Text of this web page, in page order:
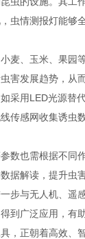
虫情测报灯能
麦、玉米、果
害发展趋势，从
采用LED光源替
传感网收集诱
数也需根据不
据解读，提升虫
步与无人机、
到广泛应用，有
，正朝着高效